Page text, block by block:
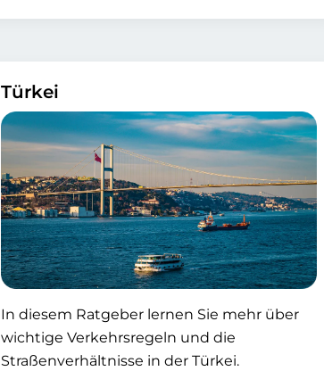
Türkei
In diesem Ratgeber lernen Sie mehr über
wichtige Verkehrsregeln und die
Straßenverhältnisse in der Türkei.